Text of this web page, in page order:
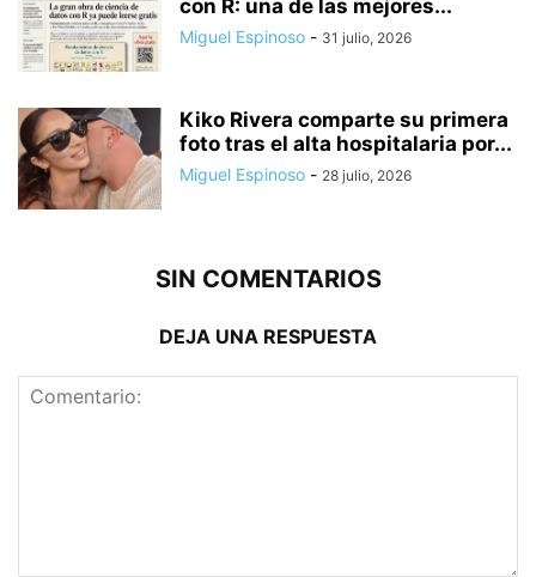
con R: una de las mejores...
Miguel Espinoso - 31 julio, 2026
Kiko Rivera comparte su primera
foto tras el alta hospitalaria por...
Miguel Espinoso - 28 julio, 2026
SIN COMENTARIOS
DEJA UNA RESPUESTA